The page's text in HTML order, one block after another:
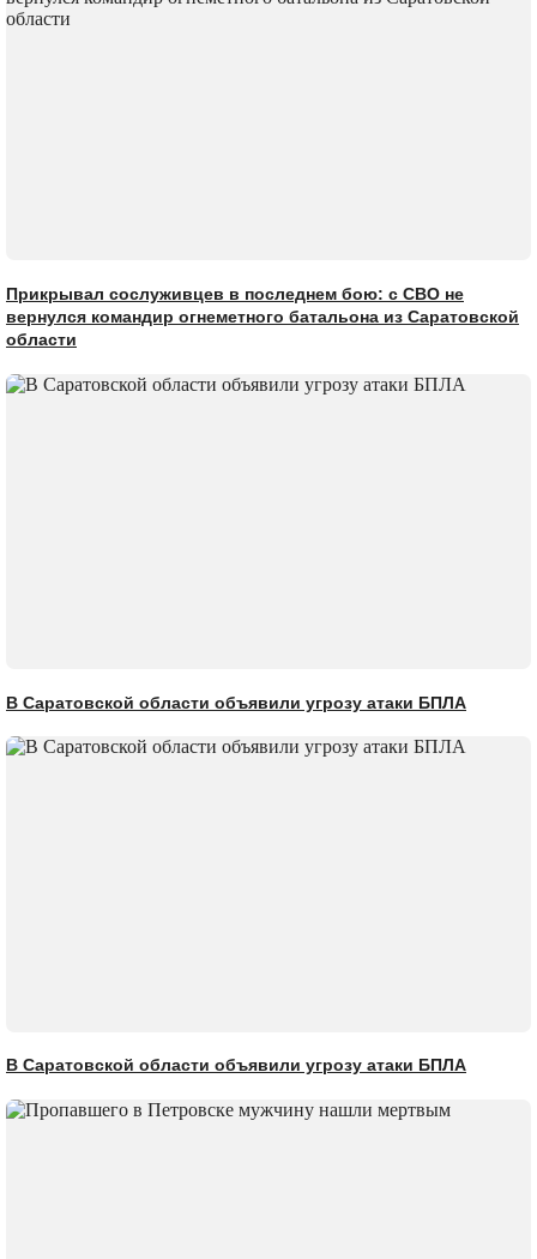
Прикрывал сослуживцев в последнем бою: с СВО не
вернулся командир огнеметного батальона из Саратовской
области
В Саратовской области объявили угрозу атаки БПЛА
В Саратовской области объявили угрозу атаки БПЛА